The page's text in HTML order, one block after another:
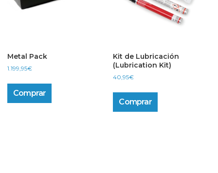
Metal Pack
1.199,95€
Comprar
Kit de Lubricación
(Lubrication Kit)
40,95€
Comprar